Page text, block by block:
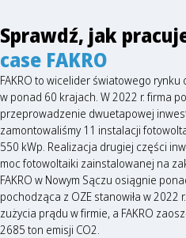
Sprawdź, jak
case FAKRO
FAKRO to wicelider światowego
w ponad 60 krajach. W 2022 r. firma
przeprowadzenie dwuetapowej
zamontowaliśmy 11 instalacji
550 kWp. Realizacja drugiej części
moc fotowoltaiki zainstalowanej na
FAKRO w Nowym Sączu osiągnie
pochodząca z OZE stanowiła w 2022
zużycia prądu w firmie, a FAKRO
2685 ton emisji CO2.